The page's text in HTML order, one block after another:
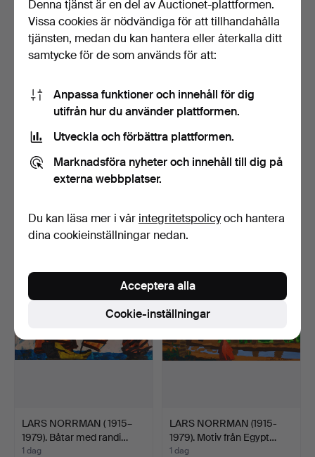
74 USD 317 USD
LARS NORRMAN (1915–
22 dagar
25 bud
1 dag
2 bud
LARS NORRMAN ( 1915–
1979). Båtar med randi…
1 dag
LARS NORRMAN (1915-
1979). Motiv från Egypt…
1 dag
Denna tjänst är en del av Auctionet-plattformen.
Vissa cookies är nödvändiga för att tillhandahålla
tjänsten, medan du kan hantera eller återkalla ditt
samtycke för de som används för att:
Anpassa funktioner och innehåll för dig
utifrån hur du använder plattformen.
Utveckla och förbättra plattformen.
Marknadsföra nyheter och innehåll till dig på
externa webbplatser.
Du kan läsa mer i vår integritetspolicyoch hantera
dina cookieinställningar nedan.
Cookie-inställningar
Acceptera alla